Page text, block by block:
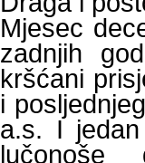
Mjesec
zadnjih
kršćani
i
a.s. I
lučonoše